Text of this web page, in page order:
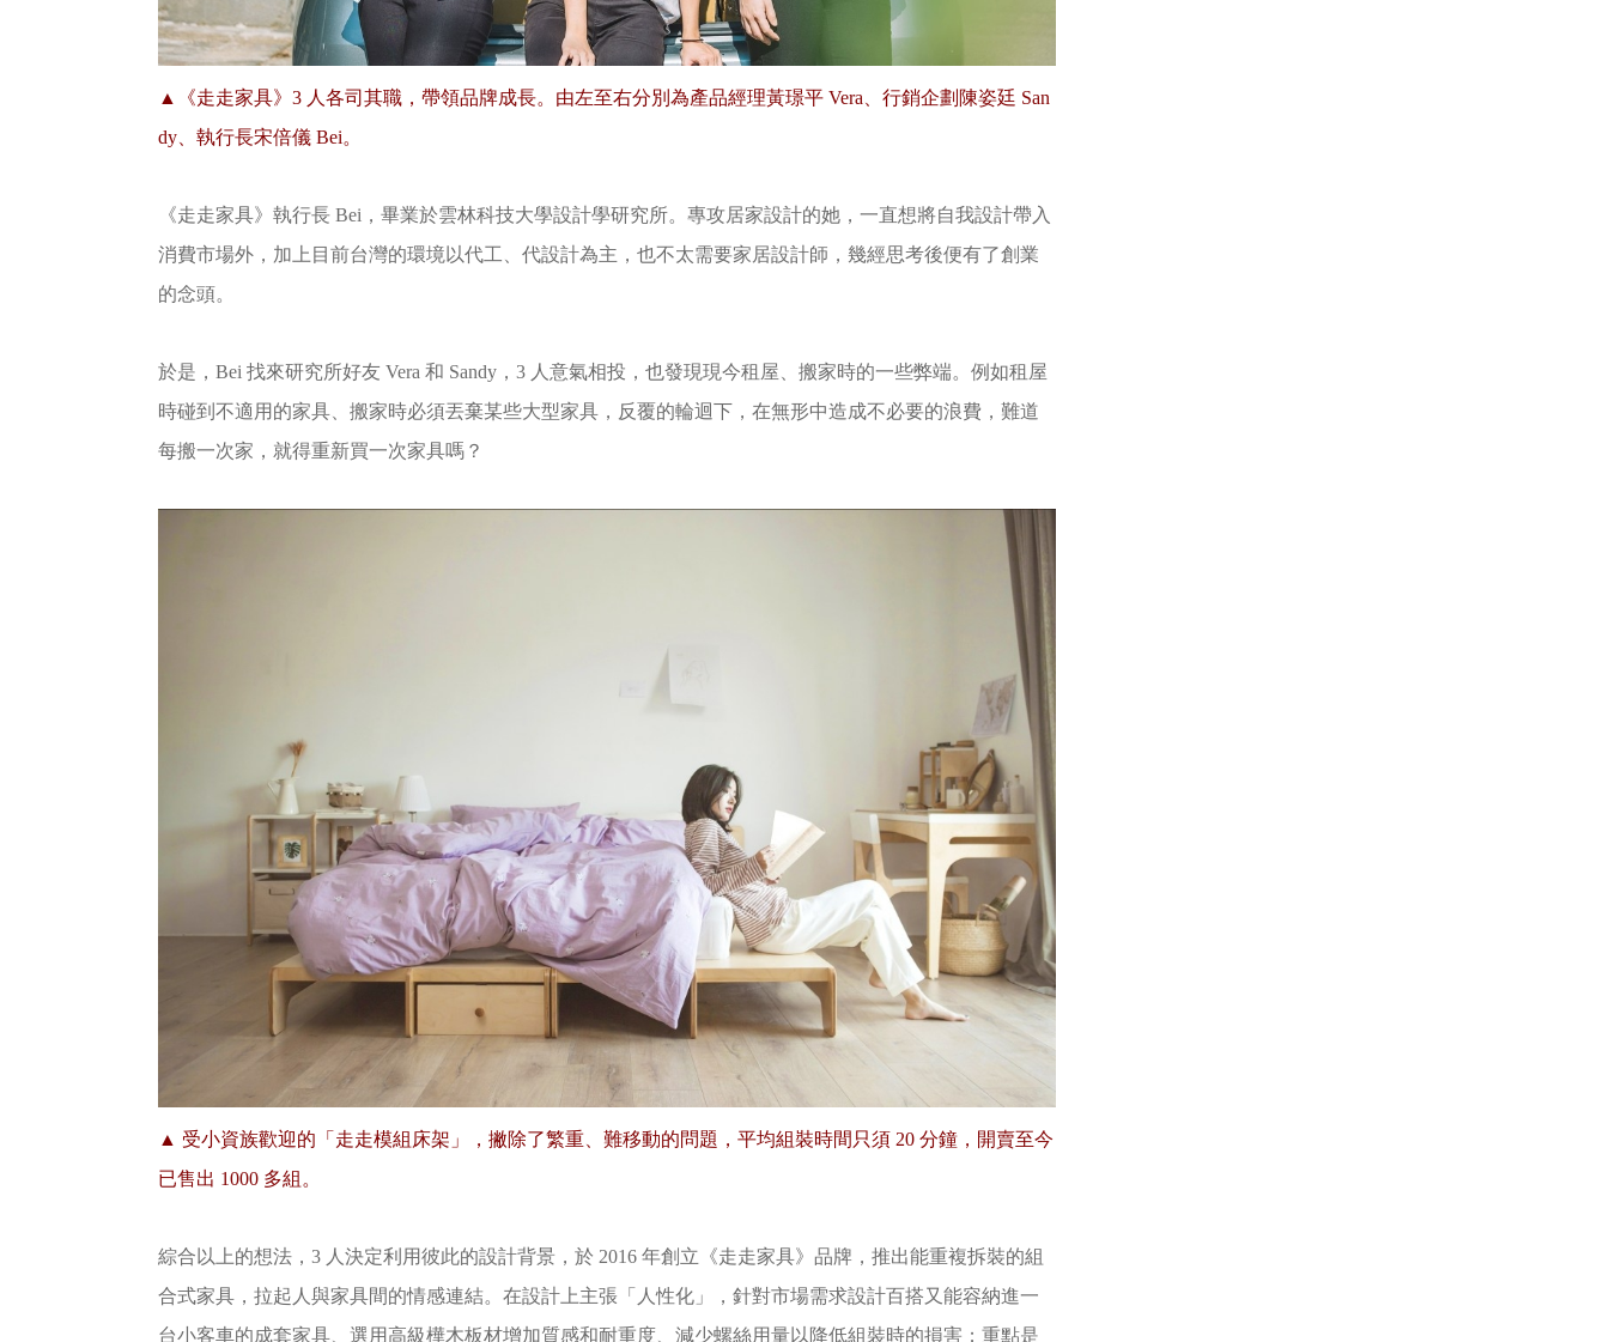
▲《走走家具》3 人各司其職，帶領品牌成長。由左至右分別為產品經理黃璟平 Vera、行銷企劃陳姿廷 San
dy、執行長宋倍儀 Bei。
《走走家具》執行長 Bei，畢業於雲林科技大學設計學研究所。專攻居家設計的她，一直想將自我設計帶入
消費市場外，加上目前台灣的環境以代工、代設計為主，也不太需要家居設計師，幾經思考後便有了創業
的念頭。
於是，Bei 找來研究所好友 Vera 和 Sandy，3 人意氣相投，也發現現今租屋、搬家時的一些弊端。例如租屋
時碰到不適用的家具、搬家時必須丟棄某些大型家具，反覆的輪迴下，在無形中造成不必要的浪費，難道
每搬一次家，就得重新買一次家具嗎？
▲ 受小資族歡迎的「走走模組床架」，撇除了繁重、難移動的問題，平均組裝時間只須 20 分鐘，開賣至今
已售出 1000 多組。
綜合以上的想法，3 人決定利用彼此的設計背景，於 2016 年創立《走走家具》品牌，推出能重複拆裝的組
合式家具，拉起人與家具間的情感連結。在設計上主張「人性化」，針對市場需求設計百搭又能容納進一
台小客車的成套家具、選用高級樺木板材增加質感和耐重度、減少螺絲用量以降低組裝時的損害；重點是